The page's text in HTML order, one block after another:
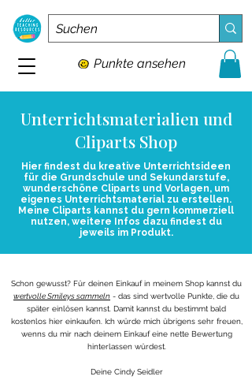
Punkte ansehen
Unterrichtsmaterialien und
Cliparts Shop
Hier findest du kreative Unterrichtsideen
für die Grundschule und Sekundarstufe,
wunderschöne Cliparts und Vorlagen, um
eigenes Unterrichtsmaterial zu erstellen.
Meine Cliparts kannst du gern kommerziell
nutzen, weitere Infos dazu findest du
jeweils im Produkt.
Schon gewusst? Für deinen Einkauf in meinem Shop kannst du
wertvolle Smileys sammeln - das sind wertvolle Punkte, die du
später einlösen kannst. Damit kannst du bestimmt bald
kostenlos hier einkaufen. Ich würde mich übrigens sehr freuen,
wenns du mir nach deinem Einkauf eine nette Bewertung
hinterlassen würdest.​
Deine Cindy Seidler